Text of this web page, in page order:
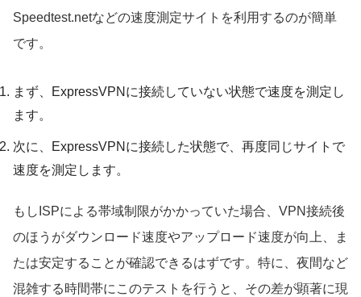
Speedtest.netなどの速度測定サイトを利用するのが簡単
です。
まず、ExpressVPNに接続していない状態で速度を測定し
ます。
次に、ExpressVPNに接続した状態で、再度同じサイトで
速度を測定します。
もしISPによる帯域制限がかかっていた場合、VPN接続後
のほうがダウンロード速度やアップロード速度が向上、ま
たは安定することが確認できるはずです。特に、夜間など
混雑する時間帯にこのテストを行うと、その差が顕著に現